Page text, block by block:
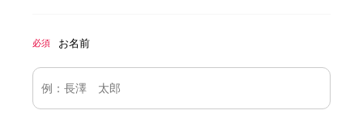
必須 お名前